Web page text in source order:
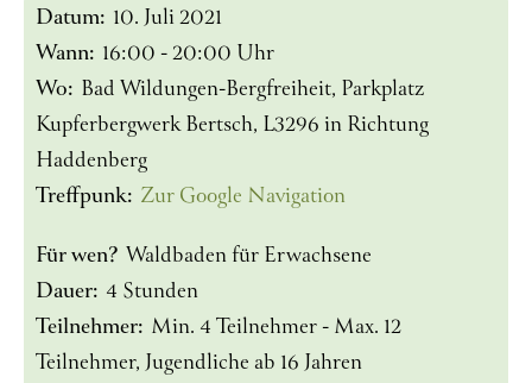
Datum: 10. Juli 2021
Wann: 16:00 - 20:00 Uhr
Wo: Bad Wildungen-Bergfreiheit, Parkplatz
Kupferbergwerk Bertsch, L3296 in Richtung
Haddenberg
Treffpunk: Zur Google Navigation
Für wen? Waldbaden für Erwachsene
Dauer: 4 Stunden
Teilnehmer: Min. 4 Teilnehmer - Max. 12
Teilnehmer, Jugendliche ab 16 Jahren